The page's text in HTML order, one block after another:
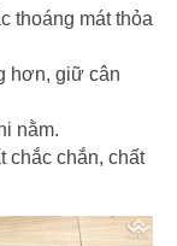
thoáng mát thỏa
hơn, giữ cân
nằm.
chắc chắn, chất